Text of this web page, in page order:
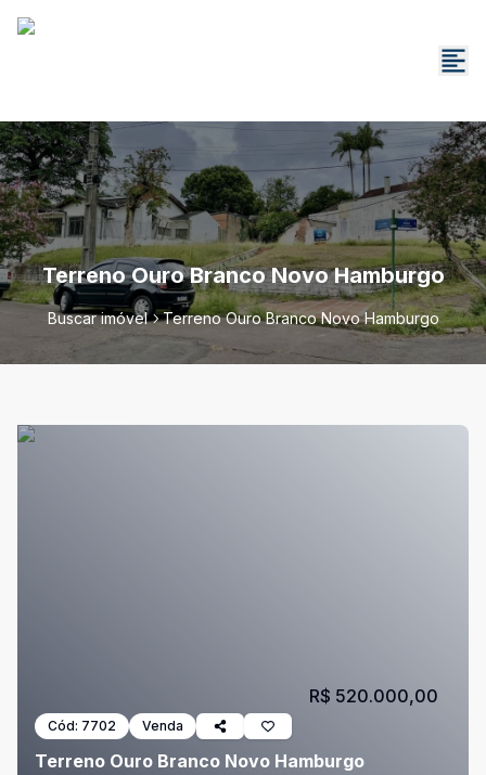
Terreno Ouro Branco Novo Hamburgo
Buscar imóvel Terreno Ouro Branco Novo Hamburgo
Cód: 7702 Venda
Terreno Ouro Branco Novo Hamburgo
R$ 520.000,00